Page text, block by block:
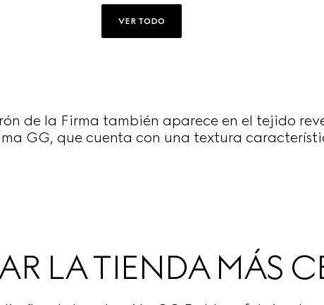
VER TODO
de la Firma también aparece en el tejido
GG, que cuenta con una textura
LA TIENDA MÁS